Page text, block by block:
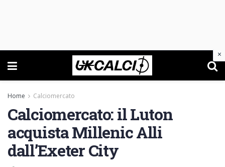
Home Calciomercato
Calciomercato: il Luton
acquista Millenic Alli
dall’Exeter City
×